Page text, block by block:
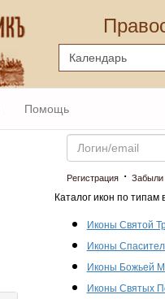
Помощь
Email
Регистрация· Забыли
Каталог икон по типам
Иконы Святой
Иконы
Иконы Божьей
Иконы Святых